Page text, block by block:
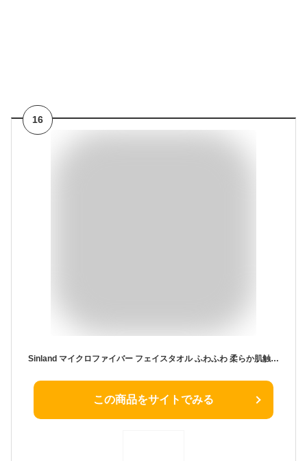
16
Sinland マイクロファイバー フェイスタオル ふわふわ 柔らか肌触り 瞬間吸水 速乾 抗菌 防臭 家庭用 ホテル エステタオル 業務用 タオル 耐久性 サロンタオル 四季通用 30cmx30cm グレー 6枚
この商品をサイトでみる